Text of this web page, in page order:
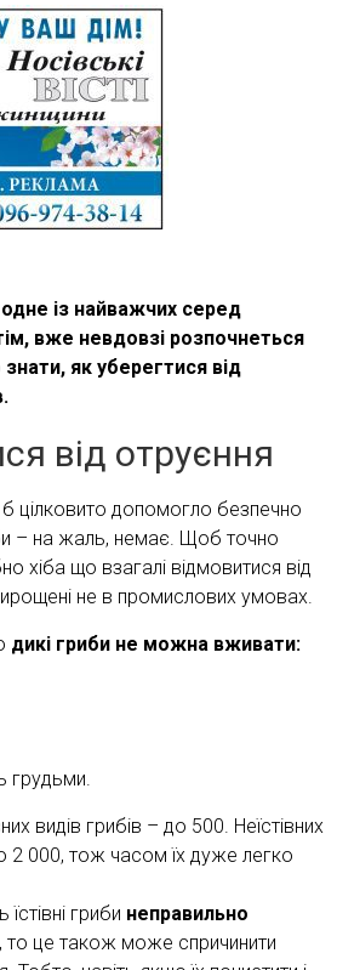
із найважчих серед
вже невдовзі розпочнеться
як уберегтися від
від отруєння
цілковито допомогло безпечно
– на жаль, немає. Щоб точно
хіба що взагалі відмовитися від
не в промислових умовах.
дикі гриби не можна вживати:
грудьми.
видів грибів – до 500. Неїстівних
2 000, тож часом їх дуже легко
гриби неправильно
то це також може спричинити